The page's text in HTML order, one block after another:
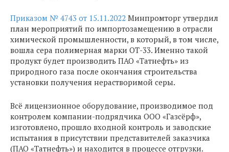
Приказом № 4743 от 15.11.2022 Минпромторг утвердил
план мероприятий по импортозамещению в отрасли
химической промышленности, в который, в том числе,
вошла сера полимерная марки ОТ-33. Именно такой
продукт будет производить ПАО «Татнефть» из
природного газа после окончания строительства
установки получения нерастворимой серы.
Всё лицензионное оборудование, производимое под
контролем компании-подрядчика ООО «Газсёрф»,
изготовлено, прошло входной контроль и заводские
испытания в присутствии представителей заказчика
(ПАО «Татнефть») и находится в процессе отгрузки.